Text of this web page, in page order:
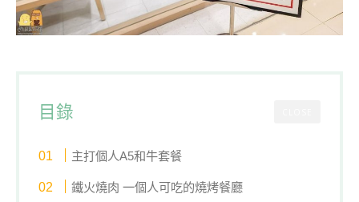
目錄
主打個人A5和牛套餐
鐵火燒肉 一個人可吃的燒烤餐廳